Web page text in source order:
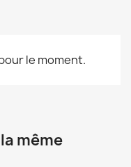
le moment.
même